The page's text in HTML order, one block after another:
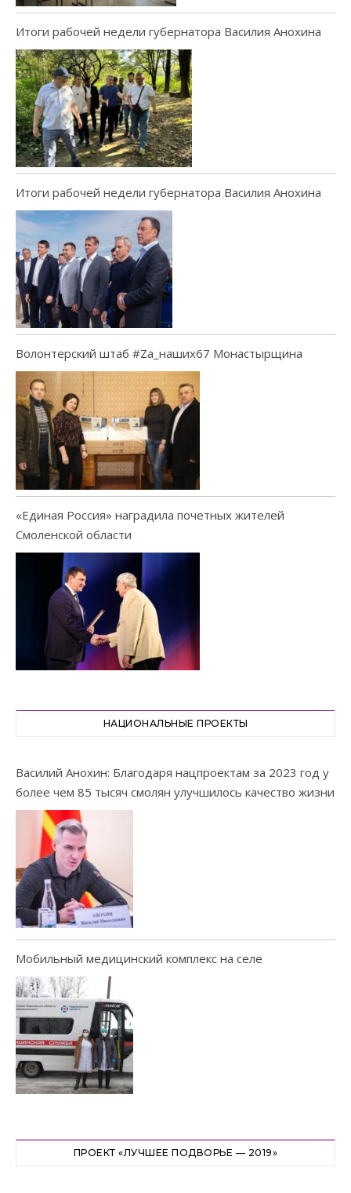
Итоги рабочей недели губернатора Василия Анохина
Итоги рабочей недели губернатора Василия Анохина
Волонтерский штаб #Za_наших67 Монастырщина
«Единая Россия» наградила почетных жителей
Смоленской области
НАЦИОНАЛЬНЫЕ ПРОЕКТЫ
Василий Анохин: Благодаря нацпроектам за 2023 год у
более чем 85 тысяч смолян улучшилось качество жизни
Мобильный медицинский комплекс на селе
ПРОЕКТ «ЛУЧШЕЕ ПОДВОРЬЕ — 2019»